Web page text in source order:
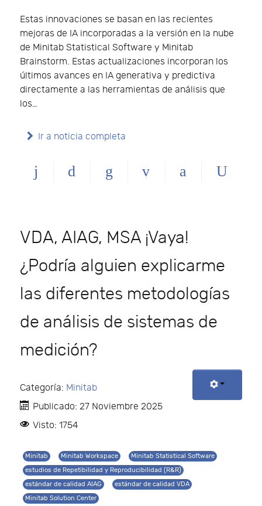
Estas innovaciones se basan en las recientes
mejoras de IA incorporadas a la versión en la nube
de Minitab Statistical Software y Minitab
Brainstorm. Estas actualizaciones incorporan los
últimos avances en IA generativa y predictiva
directamente a las herramientas de análisis que
los…
Ir a noticia completa
VDA, AIAG, MSA ¡Vaya!
¿Podría alguien explicarme
las diferentes metodologías
de análisis de sistemas de
medición?
Categoría: Minitab
Publicado: 27 Noviembre 2025
Visto: 1754
Minitab Minitab Workspace
Minitab Statistical Software
estudios de Repetibilidad y Reproducibilidad (R&R)
estándar de calidad AIAG
estándar de calidad VDA
Minitab Solution Center